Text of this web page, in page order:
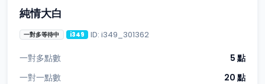
純情大白
一對多等待中 i349 ID: i349_301362
一對多點數
5 點
一對一點數
20 點